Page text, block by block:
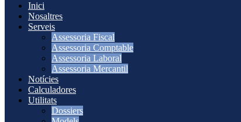
Inici
Nosaltres
Serveis
Assessoria Fiscal
Assessoria Comptable
Assessoria Laboral
Assessoria Mercantil
Notícies
Calculadores
Utilitats
Dossiers